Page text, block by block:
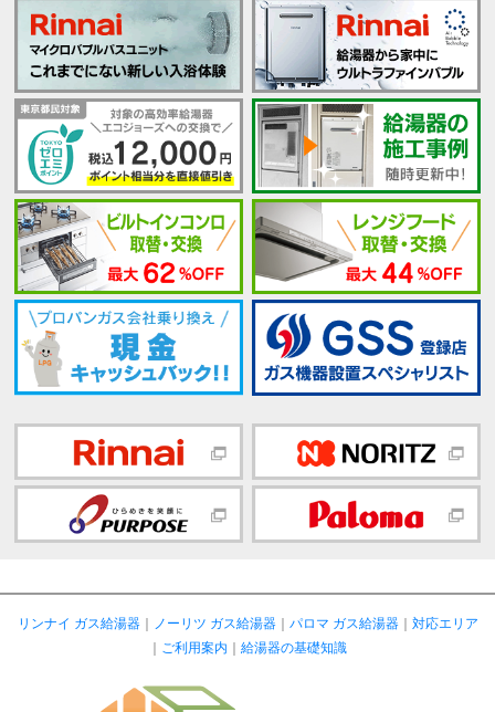
リンナイ ガス給湯器｜ ノーリツ ガス給湯器｜ パロマ ガス給湯器｜ 対応エリア
｜ ご利用案内 ｜ 給湯器の基礎知識